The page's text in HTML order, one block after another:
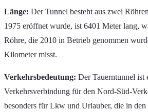
Länge: Der Tunnel besteht aus zwei
1975 eröffnet wurde, ist 6401 Meter lang,
Röhre, die 2010 in Betrieb genommen
Kilometer misst.
Verkehrsbedeutung: Der Tauerntunnel ist
Verkehrsverbindung für den Nord-Süd-
besonders für Lkw und Urlauber, die in den